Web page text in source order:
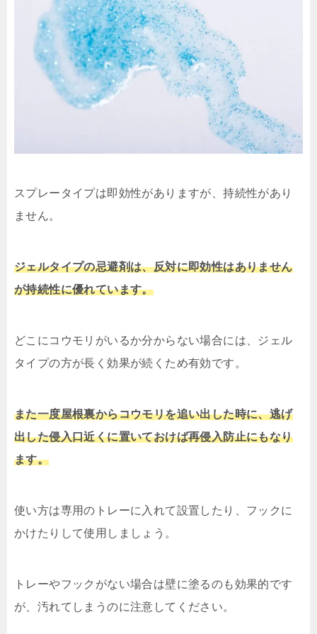
スプレータイプは即効性がありますが、持続性があり
ません。
ジェルタイプの忌避剤は、反対に即効性はありません
が持続性に優れています。
どこにコウモリがいるか分からない場合には、ジェル
タイプの方が長く効果が続くため有効です。
また一度屋根裏からコウモリを追い出した時に、逃げ
出した侵入口近くに置いておけば再侵入防止にもなり
ます。
使い方は専用のトレーに入れて設置したり、フックに
かけたりして使用しましょう。
トレーやフックがない場合は壁に塗るのも効果的です
が、汚れてしまうのに注意してください。